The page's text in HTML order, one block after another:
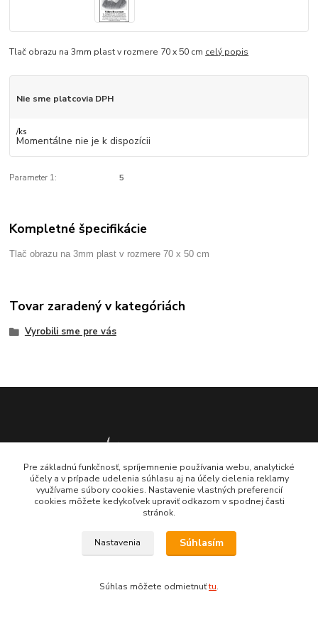
Tlač obrazu na 3mm plast v rozmere 70 x 50 cm celý popis
Nie sme platcovia DPH
/ks
Momentálne nie je k dispozícii
Parameter 1: 5
Kompletné špecifikácie
Tlač obrazu na 3mm plast v rozmere 70 x 50 cm
Tovar zaradený v kategóriách
Vyrobili sme pre vás
123skola.sk
Pre základnú funkčnosť, spríjemnenie používania webu, analytické
účely a v prípade udelenia súhlasu aj na účely cielenia reklamy
využívame súbory cookies. Nastavenie vlastných preferencií
cookies môžete kedykoľvek upraviť odkazom v spodnej časti
stránok.
Nastavenia Súhlasím
Súhlas môžete odmietnuťtu.